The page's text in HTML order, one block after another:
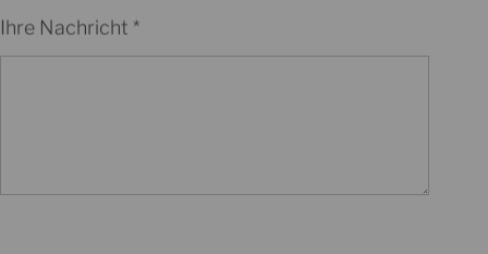
Ihre Nachricht